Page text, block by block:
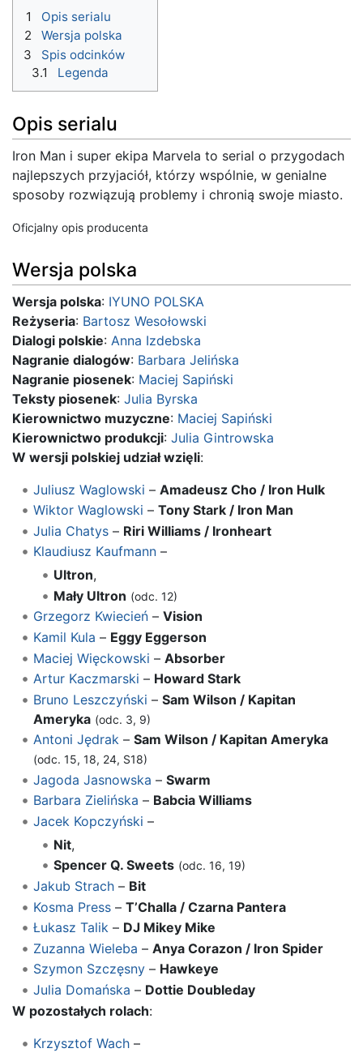
1
Opis serialu
2
Wersja polska
3
Spis odcinków
3.1
Legenda
Opis serialu
Iron Man i super ekipa Marvela to serial o przygodach
najlepszych przyjaciół, którzy wspólnie, w genialne
sposoby rozwiązują problemy i chronią swoje miasto.
Oficjalny opis producenta
Wersja polska
Wersja polska: IYUNO POLSKA
Reżyseria: Bartosz Wesołowski
Dialogi polskie: Anna Izdebska
Nagranie dialogów: Barbara Jelińska
Nagranie piosenek: Maciej Sapiński
Teksty piosenek: Julia Byrska
Kierownictwo muzyczne: Maciej Sapiński
Kierownictwo produkcji: Julia Gintrowska
W wersji polskiej udział wzięli:
Juliusz Waglowski – Amadeusz Cho / Iron Hulk
Wiktor Waglowski – Tony Stark / Iron Man
Julia Chatys– Riri Williams / Ironheart
Klaudiusz Kaufmann–
Ultron,
Mały Ultron (odc. 12)
Grzegorz Kwiecień– Vision
Kamil Kula – Eggy Eggerson
Maciej Więckowski – Absorber
Artur Kaczmarski – Howard Stark
Bruno Leszczyński – Sam Wilson / Kapitan
Ameryka (odc. 3, 9)
Antoni Jędrak– Sam Wilson / Kapitan Ameryka
(odc. 15, 18, 24, S18)
Jagoda Jasnowska – Swarm
Barbara Zielińska – Babcia Williams
Jacek Kopczyński –
Nit,
Spencer Q. Sweets (odc. 16, 19)
Jakub Strach– Bit
Kosma Press– T’Challa / Czarna Pantera
Łukasz Talik– DJ Mikey Mike
Zuzanna Wieleba – Anya Corazon / Iron Spider
Szymon Szczęsny– Hawkeye
Julia Domańska – Dottie Doubleday
W pozostałych rolach:
Krzysztof Wach–